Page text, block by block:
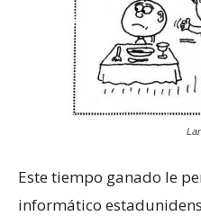
Este tiempo ganado le
informático